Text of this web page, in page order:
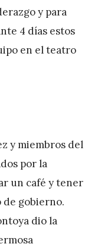
y para
4 días estos
en el teatro
y miembros del
por la
un café y tener
de gobierno.
dio la